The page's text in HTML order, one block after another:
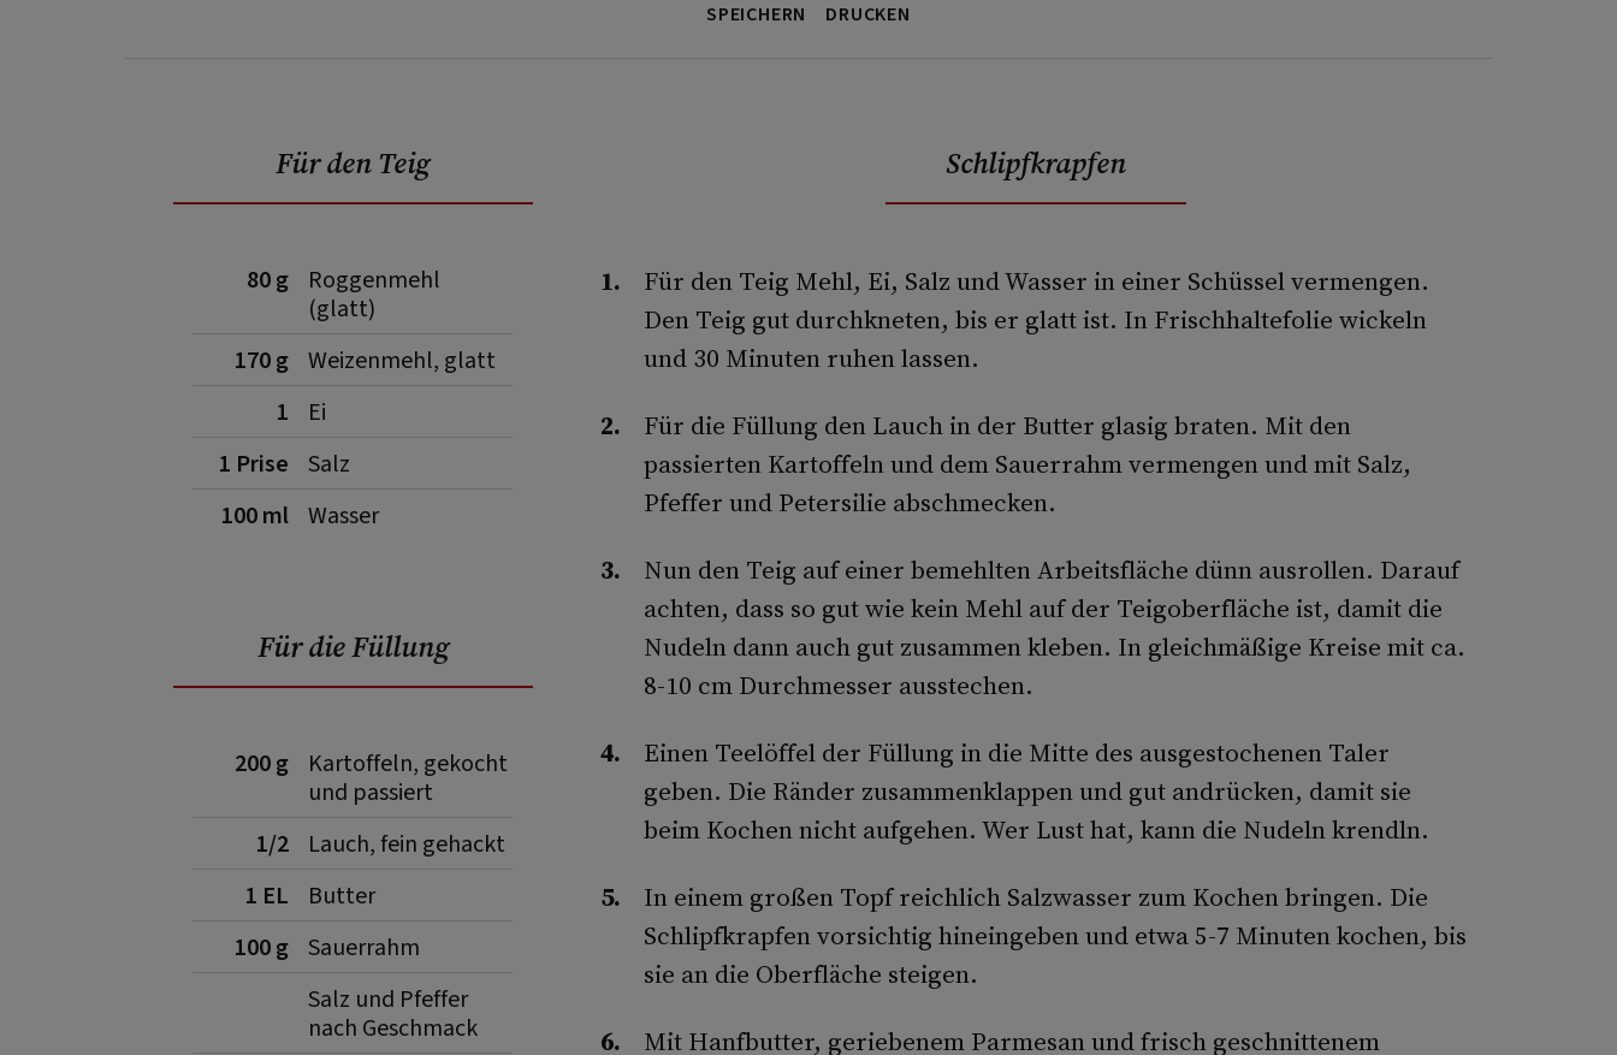
SPEICHERN DRUCKEN
Für den Teig
80 g
Roggenmehl
(glatt)
170 g Weizenmehl, glatt
1
Ei
1 Prise
Salz
100 ml Wasser
Für die Füllung
200 g
Kartoffeln, gekocht
und passiert
1/2
Lauch, fein gehackt
1 EL
Butter
100 g Sauerrahm
Salz und Pfeffer
nach Geschmack
Schlipfkrapfen
Für den Teig Mehl, Ei, Salz und Wasser in einer Schüssel vermengen.
Den Teig gut durchkneten, bis er glatt ist. In Frischhaltefolie wickeln
und 30 Minuten ruhen lassen.
Für die Füllung den Lauch in der Butter glasig braten. Mit den
passierten Kartoffeln und dem Sauerrahm vermengen und mit Salz,
Pfeffer und Petersilie abschmecken.
Nun den Teig auf einer bemehlten Arbeitsfläche dünn ausrollen. Darauf
achten, dass so gut wie kein Mehl auf der Teigoberfläche ist, damit die
Nudeln dann auch gut zusammen kleben. In gleichmäßige Kreise mit ca.
8-10 cm Durchmesser ausstechen.
Einen Teelöffel der Füllung in die Mitte des ausgestochenen Taler
geben. Die Ränder zusammenklappen und gut andrücken, damit sie
beim Kochen nicht aufgehen. Wer Lust hat, kann die Nudeln krendln.
In einem großen Topf reichlich Salzwasser zum Kochen bringen. Die
Schlipfkrapfen vorsichtig hineingeben und etwa 5-7 Minuten kochen, bis
sie an die Oberfläche steigen.
Mit Hanfbutter, geriebenem Parmesan und frisch geschnittenem